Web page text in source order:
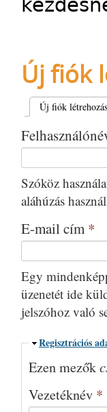
Új fiók
Elsődleges
Új fiók
Szóköz
aláhúzás
E-mail cím *
Egy
üzenetét ide
jelszóhoz való
Elrejtés
Regisztrációs
Ezen mezők
Vezetéknév *